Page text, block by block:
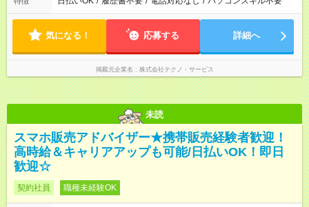
気になる！ 応募する 詳細へ
掲載元企業名 株式会社テクノ・サービス
未読
スマホ販売アドバイザー★携帯販売経験者歓迎！
高時給＆キャリアアップも可能/日払いOK！即日
歓迎☆
契約社員 職種未経験OK